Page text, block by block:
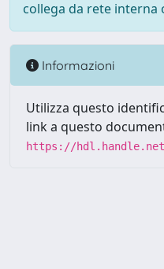
collega da rete interna
Informazioni
Utilizza questo
link a questo
https://hdl.handle.net/